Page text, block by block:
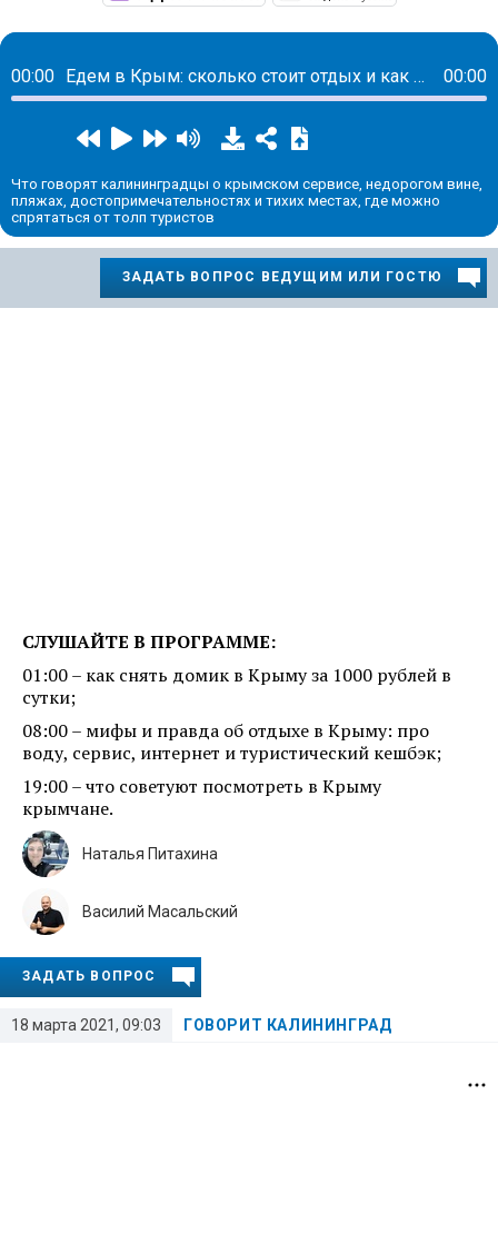
00:00 Едем в Крым: сколько стоит отдых и как получить кешбэк 00:00
Что говорят калининградцы о крымском сервисе, недорогом вине,
пляжах, достопримечательностях и тихих местах, где можно
спрятаться от толп туристов
ЗАДАТЬ ВОПРОС ВЕДУЩИМ ИЛИ ГОСТЮ
СЛУШАЙТЕ В ПРОГРАММЕ:
01:00 – как снять домик в Крыму за 1000 рублей в
сутки;
08:00 – мифы и правда об отдыхе в Крыму: про
воду, сервис, интернет и туристический кешбэк;
19:00 – что советуют посмотреть в Крыму
крымчане.
18 марта 2021, 09:03 ГОВОРИТ КАЛИНИНГРАД
Наталья Питахина
Василий Масальский
ЗАДАТЬ ВОПРОС